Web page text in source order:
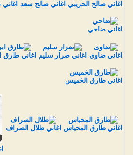
اغاني صالح الحريبي اغاني صالح سعد
اغاني ضاحي
اغاني ضاوى اغاني ضرار سليم اغاني طارق
اغاني طارق الخميس
اغاني طارق المحياس اغاني طلال الصراف